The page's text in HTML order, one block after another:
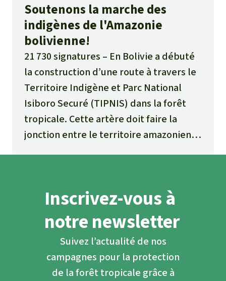
Soutenons la marche des
indigènes de l'Amazonie
bolivienne!
21 730 signatures
En Bolivie a débuté
la construction d’une route à travers le
Territoire Indigène et Parc National
Isiboro Securé (TIPNIS) dans la forêt
tropicale. Cette artère doit faire la
jonction entre le territoire amazonien
projet les indigènes entament une
marche de protestation jusqu’au siège
du gouvernement à La Paz. Ils
sollicitent un soutien international.
Inscrivez-vous à
notre newsletter
Suivez l’actualité de nos
campagnes pour la protection
de la forêt tropicale grâce à